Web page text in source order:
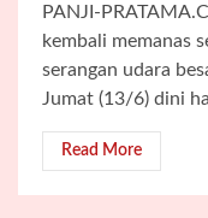
PANJI-
kembali memanas
serangan udara
Jumat (13/6) dini
Read More